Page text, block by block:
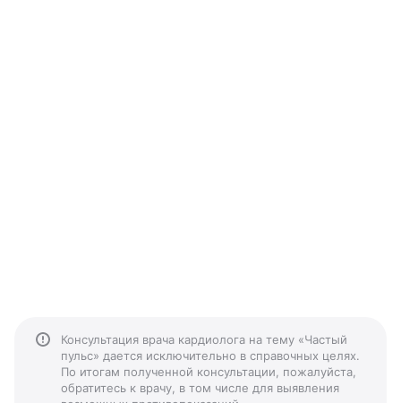
Консультация врача кардиолога на тему «Частый
пульс» дается исключительно в справочных целях.
По итогам полученной консультации, пожалуйста,
обратитесь к врачу, в том числе для выявления